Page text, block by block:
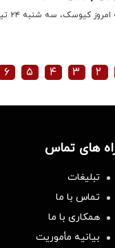
۲ ۳ ۴ ۵ ۶
های تماس
تبلیغات
تماس با ما
همکاری با ما
بیانیه مأموریت